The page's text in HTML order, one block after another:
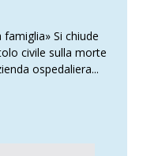
Si chiude
civile sulla morte
ospedaliera...